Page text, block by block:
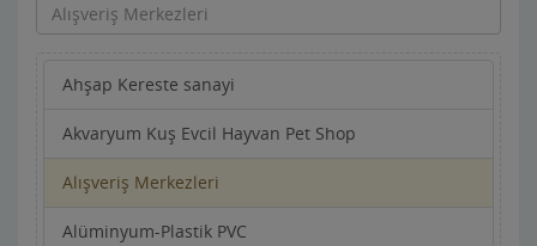
Ahşap Kereste sanayi
Akvaryum Kuş Evcil Hayvan Pet Shop
Alışveriş Merkezleri
Alüminyum-Plastik PVC